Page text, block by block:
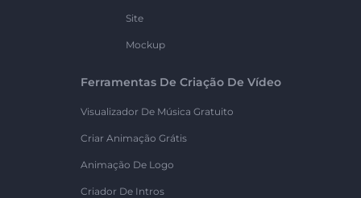
Site
Mockup
Ferramentas De Criação De Vídeo
Visualizador De Música Gratuito
Criar Animação Grátis
Animação De Logo
Criador De Intros